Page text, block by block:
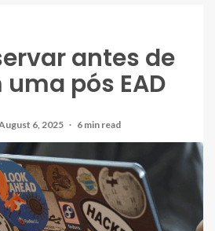
antes de
pós EAD
6, 2025 6 min read